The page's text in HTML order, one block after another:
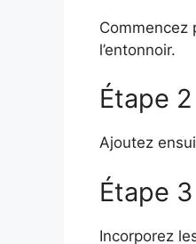
Commencez
l’entonnoir.
Étape 2
Ajoutez
Étape 3
Incorporez